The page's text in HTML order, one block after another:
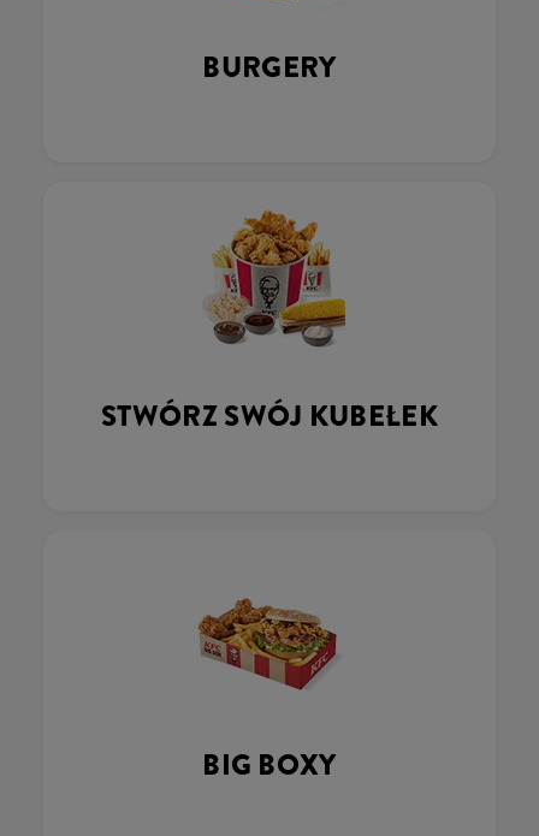
BURGERY
STWÓRZ SWÓJ KUBEŁEK
BIG BOXY